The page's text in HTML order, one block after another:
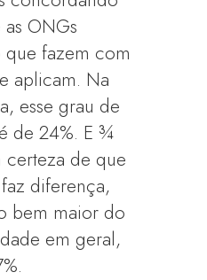
ONGs
fazem com
aplicam. Na
esse grau de
de 24%. E ¾
certeza de que
diferença,
bem maior do
em geral,